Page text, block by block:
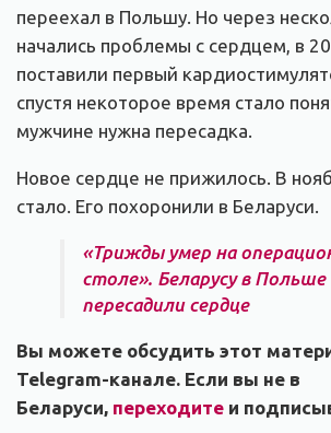
переехал в Польшу. Но через
начались проблемы с сердцем, в
поставили первый
спустя некоторое время стало
мужчине нужна пересадка.
Новое сердце не прижилось. В
стало. Его похоронили в Беларуси.
«Трижды умер на
столе». Беларусу в Польше
пересадили сердце
Вы можете обсудить этот
Telegram-канале. Если вы не в
Беларуси, переходите и